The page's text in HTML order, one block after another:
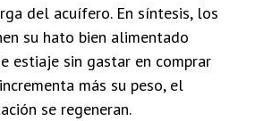
del acuífero. En síntesis, los
su hato bien alimentado
estiaje sin gastar en comprar
más su peso, el
se regeneran.